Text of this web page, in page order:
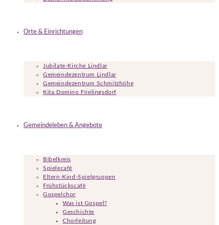
Orte & Einrichtungen
Jubilate-Kirche Lindlar
Gemeindezentrum Lindlar
Gemeindezentrum Schmitzhöhe
Kita Domino Frielingsdorf
Gemeindeleben & Angebote
Bibelkreis
Spielecafé
Eltern-Kind-Spielgruppen
Frühstückscafé
Gospelchor
Was ist Gospel?
Geschichte
Chorleitung